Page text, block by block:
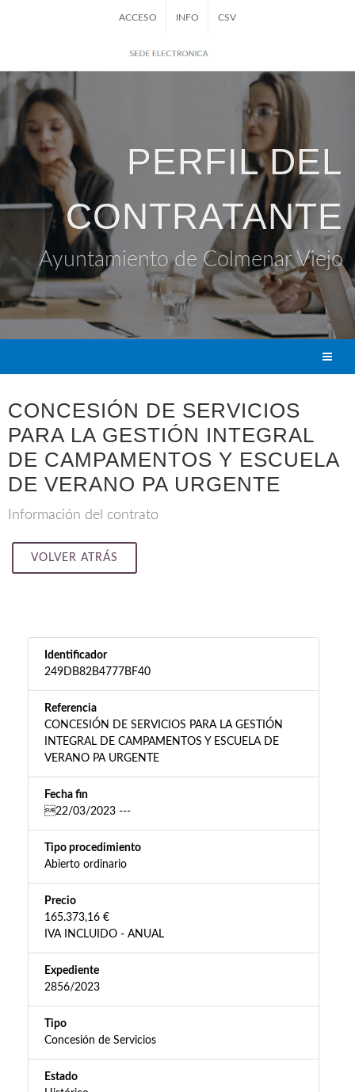
ACCESO INFO CSV
PERFIL DEL
CONTRATANTE
Ayuntamiento de Colmenar Viejo
CONCESIÓN DE SERVICIOS
PARA LA GESTIÓN INTEGRAL
DE CAMPAMENTOS Y ESCUELA
DE VERANO PA URGENTE
Información del contrato
VOLVER ATRÁS
Identificador
249DB82B4777BF40
Referencia
CONCESIÓN DE SERVICIOS PARA LA GESTIÓN
INTEGRAL DE CAMPAMENTOS Y ESCUELA DE
VERANO PA URGENTE
Fecha fin
22/03/2023 ---
Tipo procedimiento
Abierto ordinario
Precio
165.373,16 €
IVA INCLUIDO - ANUAL
Expediente
2856/2023
Tipo
Concesión de Servicios
Estado